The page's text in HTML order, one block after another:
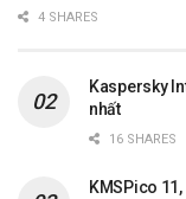
4 SHARES
Kaspersky
nhất
16 SHARES
KMSPico